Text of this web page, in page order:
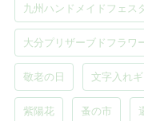
九州ハンドメイドフェス
大分プリザーブドフラワ
敬老の日 文字入れギ
紫陽花 蚤の市